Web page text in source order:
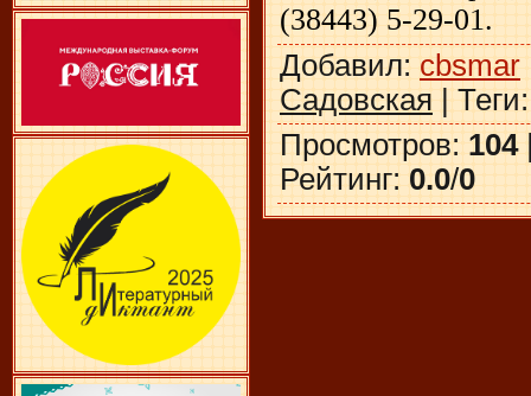
(38443) 5-29-01.
Добавил: cbsmar
Садовская | Теги
Просмотров: 104
Рейтинг: 0.0/0